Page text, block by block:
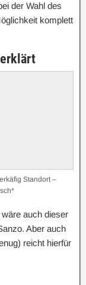
der Wahl des
komplett
Standort –
auch dieser
Aber auch
reicht hierfür